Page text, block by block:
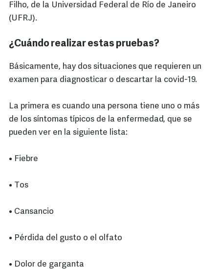
Filho, de la Universidad Federal de Río de Janeiro
(UFRJ).
¿Cuándo realizar estas pruebas?
Básicamente, hay dos situaciones que requieren un
examen para diagnosticar o descartar la covid-19.
La primera es cuando una persona tiene uno o más
de los síntomas típicos de la enfermedad, que se
pueden ver en la siguiente lista:
• Fiebre
• Tos
• Cansancio
• Pérdida del gusto o el olfato
• Dolor de garganta